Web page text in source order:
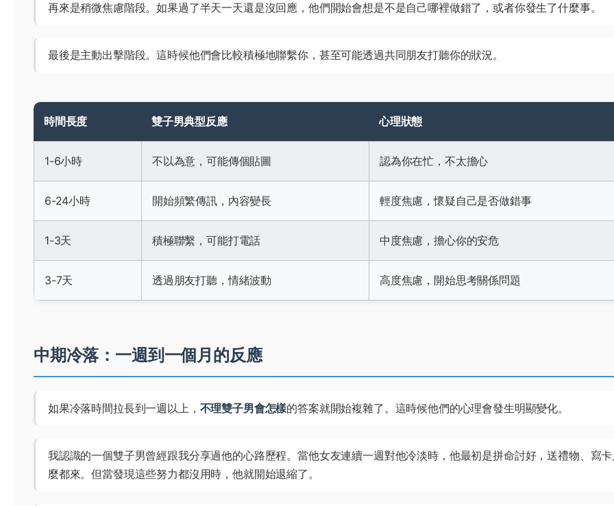
再來是稍微焦慮階段。如果過了半天一天還是沒回應，他們開始會想是不是自己哪裡做錯了，或者你發生了什麼事。
最後是主動出擊階段。這時候他們會比較積極地聯繫你，甚至可能透過共同朋友打聽你的狀況。
時間長度 雙子男典型反應 心理狀態
1-6小時 不以為意，可能傳個貼圖 認為你在忙，不太擔心
6-24小時 開始頻繁傳訊，內容變長 輕度焦慮，懷疑自己是否做錯事
1-3天 積極聯繫，可能打電話 中度焦慮，擔心你的安危
3-7天 透過朋友打聽，情緒波動 高度焦慮，開始思考關係問題
中期冷落：一週到一個月的反應
如果冷落時間拉長到一週以上， 不理雙子男會怎樣的答案就開始複雜了。這時候他們的心理會發生明顯變化。
我認識的一個雙子男曾經跟我分享過他的心路歷程。當他女友連續一週對他冷淡時，他最初是拼命討好，送禮物、寫
麼都來。但當發現這些努力都沒用時，他就開始退縮了。